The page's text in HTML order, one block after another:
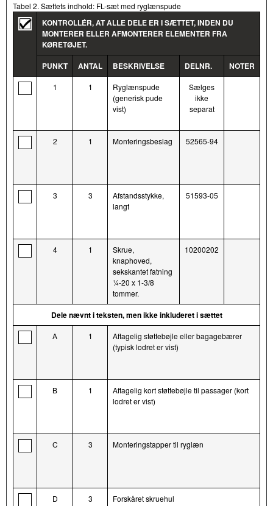
Tabel 2. Sættets indhold: FL-sæt med ryglænspude
KONTROLLÉR, AT ALLE DELE ER I SÆTTET, INDEN DU
MONTERER ELLER AFMONTERER ELEMENTER FRA
KØRETØJET.
PUNKT
ANTAL BESKRIVELSE DELNR. NOTER
1 1
Ryglænspude
(generisk pude
vist)
Sælges
ikke
separat
2 1 Monteringsbeslag 52565-94
3 3
Afstandsstykke,
langt
51593-05
4 1
Skrue,
knaphoved,
sekskantet fatning
¼-20 x 1-3/8
tommer.
10200202
Dele nævnt i teksten, men ikke inkluderet i sættet
A 1
Aftagelig støttebøjle eller bagagebærer
(typisk lodret er vist)
B 1
Aftagelig kort støttebøjle til passager (kort
lodret er vist)
C 3 Monteringstapper til ryglæn
D 3 Forskåret skruehul